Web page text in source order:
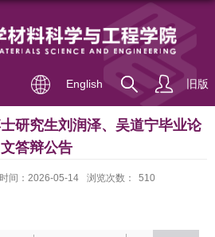
English 旧版
研究生刘润泽、吴道宁毕业论
文答辩公告
间：2026-05-14 浏览次数： 510